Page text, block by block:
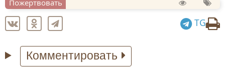
Пожертвовать
TG
Комментировать